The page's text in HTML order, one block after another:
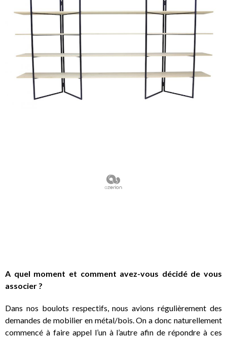
A quel moment et comment avez-vous décidé de vous
associer ?
Dans nos boulots respectifs, nous avions régulièrement des
demandes de mobilier en métal/bois. On a donc naturellement
commencé à faire appel l’un à l’autre afin de répondre à ces